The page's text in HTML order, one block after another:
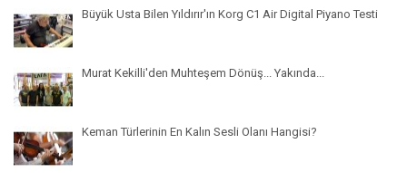
Büyük Usta Bilen Yıldırır'ın Korg C1 Air Digital Piyano Testi
Murat Kekilli'den Muhteşem Dönüş... Yakında...
Keman Türlerinin En Kalın Sesli Olanı Hangisi?